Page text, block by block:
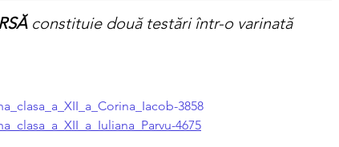
constituie două testări într-o varinată
3858
4675